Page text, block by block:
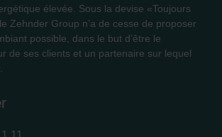
der Zehnder Group
Data Privacy
nv/sa: Déclarations de confidentialité
Protection des données
élevée. Sous la devise «Toujours
Zehnder Group n’a de cesse de proposer
possible, dans le but d’être le
de ses clients et un partenaire sur lequel